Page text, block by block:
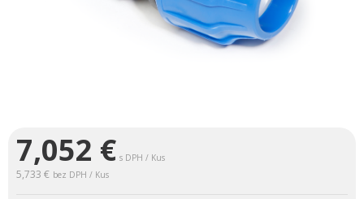
7,052 € s DPH / Kus
5,733 € bez DPH / Kus